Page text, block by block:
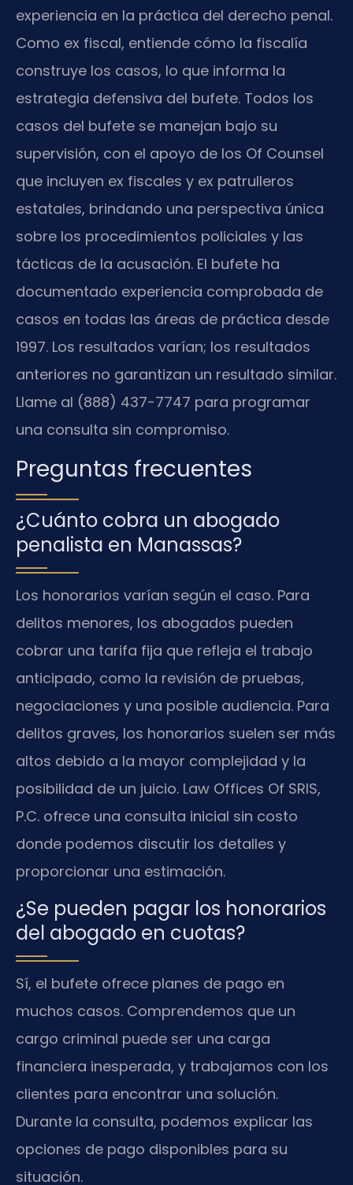
experiencia en la práctica del derecho penal.
Como ex fiscal, entiende cómo la fiscalía
construye los casos, lo que informa la
estrategia defensiva del bufete. Todos los
casos del bufete se manejan bajo su
supervisión, con el apoyo de los Of Counsel
que incluyen ex fiscales y ex patrulleros
estatales, brindando una perspectiva única
sobre los procedimientos policiales y las
tácticas de la acusación. El bufete ha
documentado experiencia comprobada de
casos en todas las áreas de práctica desde
1997. Los resultados varían; los resultados
anteriores no garantizan un resultado similar.
Llame al (888) 437-7747 para programar
una consulta sin compromiso.
Preguntas frecuentes
¿Cuánto cobra un abogado
penalista en Manassas?
Los honorarios varían según el caso. Para
delitos menores, los abogados pueden
cobrar una tarifa fija que refleja el trabajo
anticipado, como la revisión de pruebas,
negociaciones y una posible audiencia. Para
delitos graves, los honorarios suelen ser más
altos debido a la mayor complejidad y la
posibilidad de un juicio. Law Offices Of SRIS,
P.C. ofrece una consulta inicial sin costo
donde podemos discutir los detalles y
proporcionar una estimación.
¿Se pueden pagar los honorarios
del abogado en cuotas?
Sí, el bufete ofrece planes de pago en
muchos casos. Comprendemos que un
cargo criminal puede ser una carga
financiera inesperada, y trabajamos con los
clientes para encontrar una solución.
Durante la consulta, podemos explicar las
opciones de pago disponibles para su
situación.